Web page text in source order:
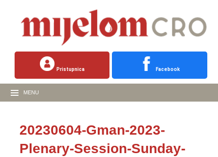
Pristupnica Facebook
MENU
20230604-Gman-2023-
Plenary-Session-Sunday-